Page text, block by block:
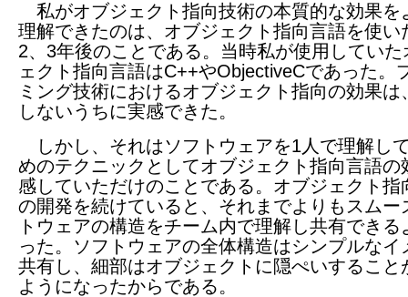
私がオブジェクト指向技術の本質的な効果を
理解できたのは、オブジェクト指向言語を使い
2、3年後のことである。当時私が使用していた
ェクト指向言語はC++やObjectiveCであった。
ミング技術におけるオブジェクト指向の効果は
しないうちに実感できた。
しかし、それはソフトウェアを1人で理解し
めのテクニックとしてオブジェクト指向言語の
感していただけのことである。オブジェクト指
の開発を続けていると、それまでよりもスムー
トウェアの構造をチーム内で理解し共有できる
った。ソフトウェアの全体構造はシンプルなイ
共有し、細部はオブジェクトに隠ぺいすること
ようになったからである。